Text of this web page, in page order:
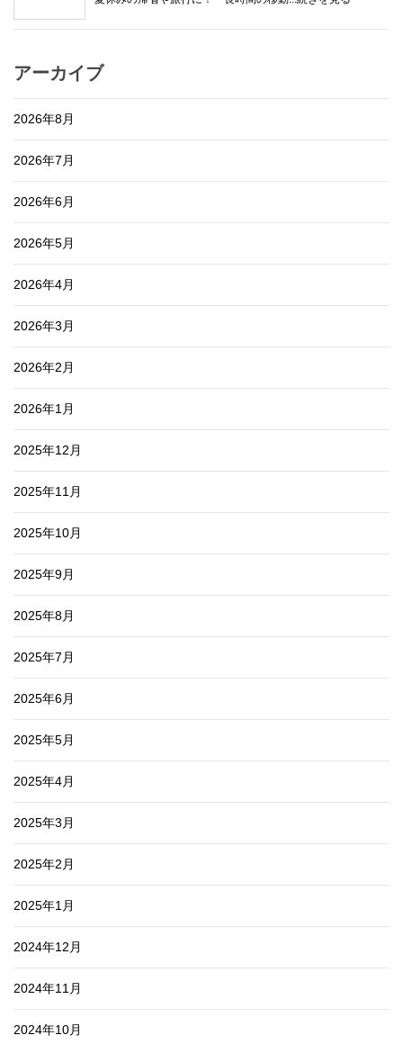
アーカイブ
2026年8月
2026年7月
2026年6月
2026年5月
2026年4月
2026年3月
2026年2月
2026年1月
2025年12月
2025年11月
2025年10月
2025年9月
2025年8月
2025年7月
2025年6月
2025年5月
2025年4月
2025年3月
2025年2月
2025年1月
2024年12月
2024年11月
2024年10月